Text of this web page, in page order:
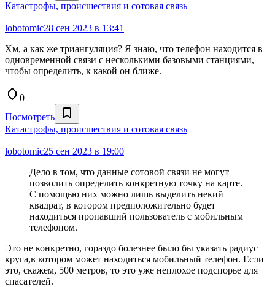
Катастрофы, происшествия и сотовая связь
lobotomic28 сен 2023 в 13:41
Хм, а как же триангуляция? Я знаю, что телефон находится в
одновременной связи с несколькими базовыми станциями,
чтобы определить, к какой он ближе.
0
Посмотреть
Катастрофы, происшествия и сотовая связь
lobotomic25 сен 2023 в 19:00
Дело в том, что данные сотовой связи не могут
позволить определить конкретную точку на карте.
С помощью них можно лишь выделить некий
квадрат, в котором предположительно будет
находиться пропавший пользователь с мобильным
телефоном.
Это не конкретно, гораздо болезнее было бы указать радиус
круга,в котором может находиться мобильный телефон. Если
это, скажем, 500 метров, то это уже неплохое подспорье для
спасателей.